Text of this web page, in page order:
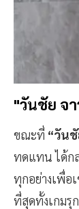
"วันชัย จ
ขณะที่ “วัน
ทดแทน ได้ก
ทุกอย่างเพื่อ
ที่สุดทั้งเกมรุ